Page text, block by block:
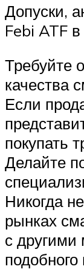
Допуски,
Febi ATF
Требуйте
качества
Если
покупать
Делайте
Никогда
рынках
с